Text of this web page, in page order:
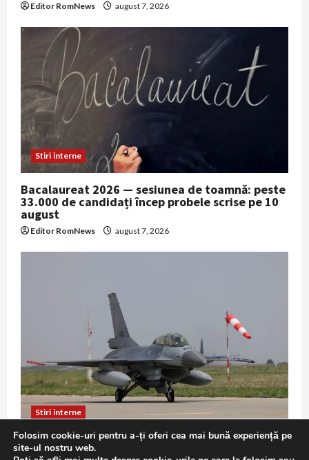
Editor RomNews august 7, 2026
Stiri interne
Bacalaureat 2026 — sesiunea de toamnă: peste
33.000 de candidați încep probele scrise pe 10
august
Editor RomNews august 7, 2026
Stiri interne
F-16 în misiune de Poliție Aeriană: exercițiu
Folosim cookie-uri pentru a-ți oferi cea mai bună experiență pe
site-ul nostru web.